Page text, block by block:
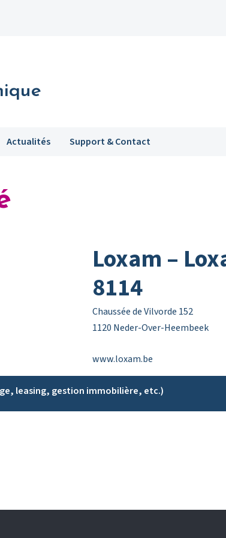
Actualités Support & Contact
Loxam –
8114
Chaussée de Vilvorde 152
1120 Neder-Over-Heembeek
www.loxam.be
leasing, gestion immobilière, etc.)